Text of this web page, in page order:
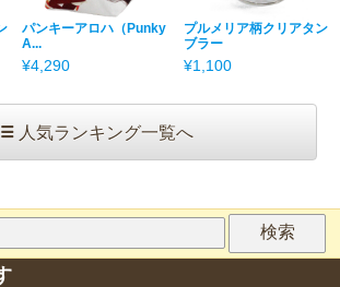
パンキーアロハ（Punky
A...
¥4,290
プルメリア柄クリアタン
ブラー
¥1,100
人気ランキング一覧へ